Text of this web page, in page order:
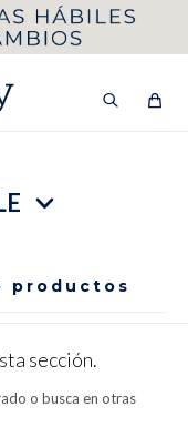
productos
sección.
o busca en otras
MI CUENTA